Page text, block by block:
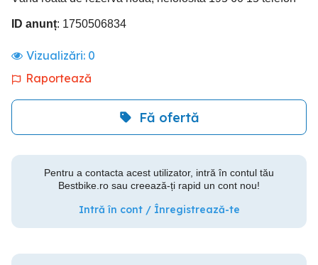
ID anunț: 1750506834
Vizualizări: 0
Raportează
Fă ofertă
Pentru a contacta acest utilizator, intră în contul tău
Bestbike.ro sau creează-ți rapid un cont nou!
Intră în cont / Înregistrează-te